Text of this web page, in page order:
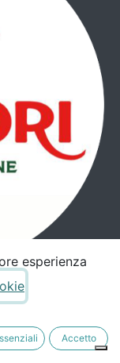
esperienza
Accetto